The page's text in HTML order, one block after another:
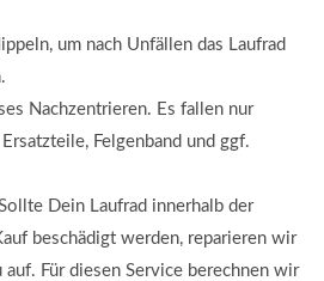
um nach Unfällen das Laufrad
Nachzentrieren. Es fallen nur
Felgenband und ggf.
Dein Laufrad innerhalb der
beschädigt werden, reparieren wir
auf. Für diesen Service berechnen wir